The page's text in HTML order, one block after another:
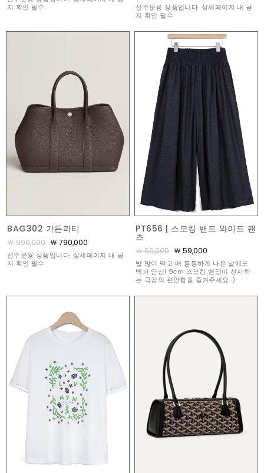
지 확인 필수
선주문용 상품입니다. 상세페이지 내 공
지 확인 필수
BAG302 가든파티
￦ 990,000 ￦ 790,000
선주문용 상품입니다. 상세페이지 내 공
지 확인 필수
PT656 | 스모킹 밴드 와이드 팬
츠
￦ 66,000 ￦ 59,000
밥 많이 먹고 배 통통하게 나온 날에도
백퍼 안심! 9cm 스모킹 밴딩이 선사하
는 극강의 편안함을 즐겨주세요 :)